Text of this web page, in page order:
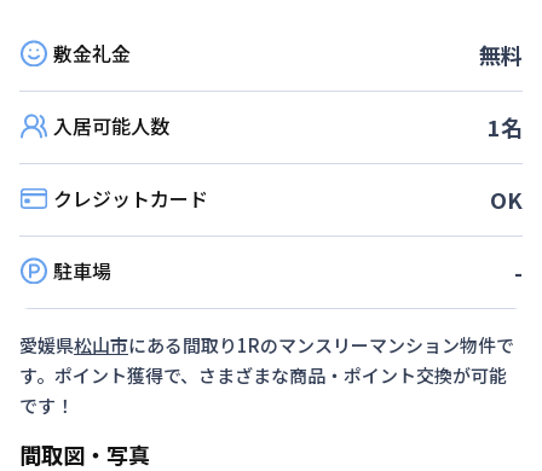
敷金礼金 無料
入居可能人数 1名
クレジットカード OK
駐車場 -
愛媛県松山市にある間取り1Rのマンスリーマンション物件で
す。ポイント獲得で、さまざまな商品・ポイント交換が可能
です！
間取図・写真